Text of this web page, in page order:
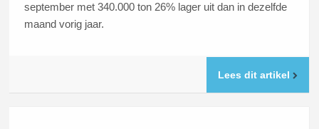
september met 340.000 ton 26% lager uit dan in dezelfde
maand vorig jaar.
Lees dit artikel